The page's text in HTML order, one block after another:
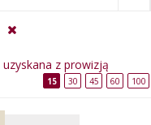
uzyskana z prowizją
15 30 45 60 100